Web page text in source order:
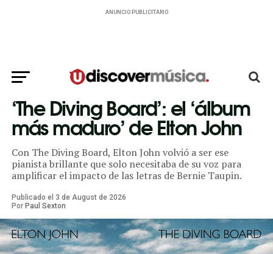
ANUNCIO PUBLICITARIO
‘The Diving Board’: el ‘álbum
más maduro’ de Elton John
Con The Diving Board, Elton John volvió a ser ese
pianista brillante que solo necesitaba de su voz para
amplificar el impacto de las letras de Bernie Taupin.
Publicado el 3 de August de 2026
Por Paul Sexton